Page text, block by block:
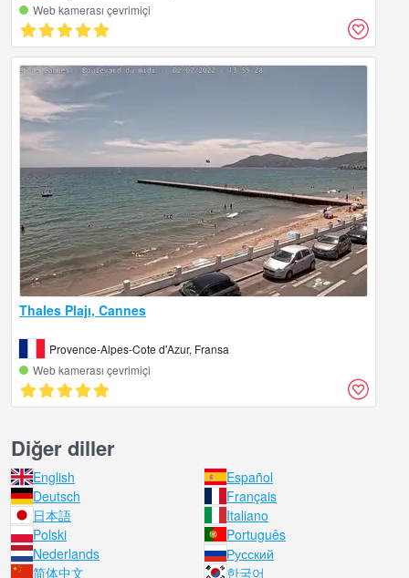
Web kamerası çevrimiçi
Thales Plajı, Cannes
Provence-Alpes-Cote d'Azur, Fransa
Web kamerası çevrimiçi
Diğer diller
English
Español
Deutsch
Français
日本語
Italiano
Polski
Português
Nederlands
Русский
简体中文
한국어